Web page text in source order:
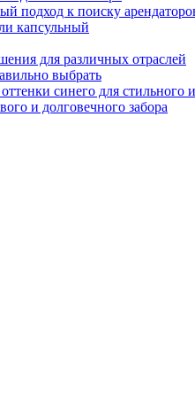
подход к поиску
капсульный
для различных отраслей
выбрать
синего для стильного
и долговечного забора